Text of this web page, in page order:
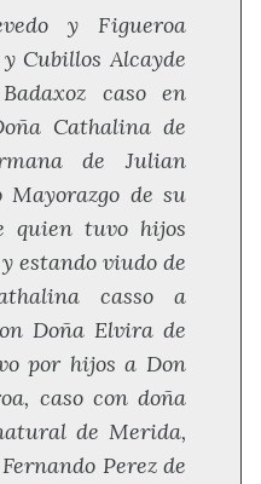
y Figueroa
Cubillos Alcayde
caso en
Cathalina de
de Julian
Mayorazgo de su
quien tuvo hijos
estando viudo de
casso a
Doña Elvira de
por hijos a Don
caso con doña
de Merida,
Perez de